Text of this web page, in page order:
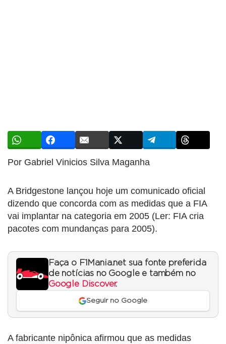
Por Gabriel Vinicios Silva Maganha
A Bridgestone lançou hoje um comunicado oficial
dizendo que concorda com as medidas que a FIA
vai implantar na categoria em 2005 (Ler: FIA cria
pacotes com mundanças para 2005).
Faça o F1Mania.net sua fonte preferida
de notícias no Google e também no
Google Discover.
Seguir no Google
A fabricante nipônica afirmou que as medidas